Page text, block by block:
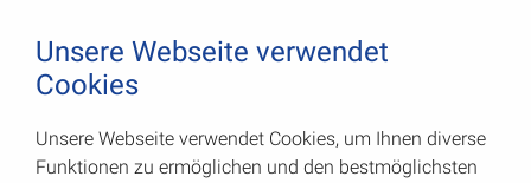
Balkenschuhe Typ B
Unsere Webseite verwendet
Cookies
Unsere Webseite verwendet Cookies, um Ihnen diverse
Funktionen zu ermöglichen und den bestmöglichsten